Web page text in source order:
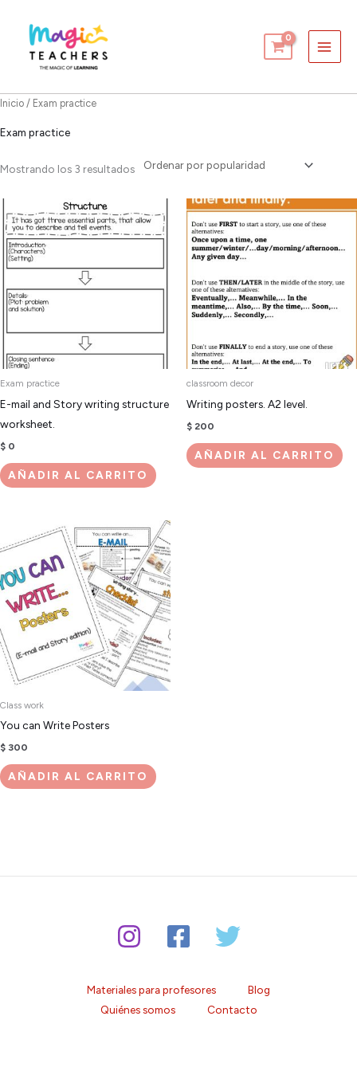
contenido
Inicio / Exam practice
Exam practice
Mostrando los 3 resultadosOrdenado
Exam practice
E-mail and Story writing structure
worksheet.
$ 0
AÑADIR AL CARRITO
classroom decor
Writing posters. A2 level.
$ 200
AÑADIR AL CARRITO
Class work
You can Write Posters
$ 300
AÑADIR AL CARRITO
Materiales para profesores
Blog
Quiénes somos
Contacto